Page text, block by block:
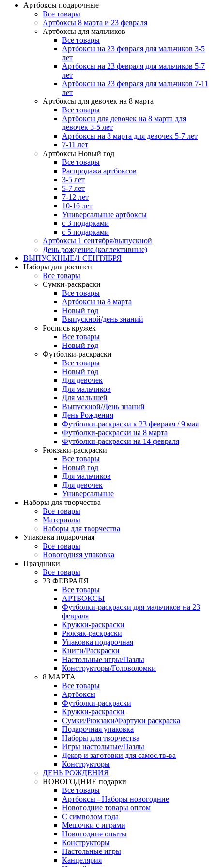
Артбоксы подарочные
Все товары
Артбоксы 8 марта и 23 февраля
Артбоксы для мальчиков
Все товары
Артбоксы на 23 февраля для мальчиков 3-5
лет
Артбоксы на 23 февраля для мальчиков 5-7
лет
Артбоксы на 23 февраля для мальчиков 7-11
лет
Артбоксы для девочек на 8 марта
Все товары
Артбоксы для девочек на 8 марта для
девочек 3-5 лет
Артбоксы на 8 марта для девочек 5-7 лет
7-11 лет
Артбоксы Новый год
Все товары
Распродажа артбоксов
3-5 лет
5-7 лет
7-12 лет
10-16 лет
Универсальные артбоксы
с 3 подарками
с 5 подарками
Артбоксы 1 сентября/выпускной
День рождение (коллективные)
ВЫПУСКНЫЕ/1 СЕНТЯБРЯ
Наборы для росписи
Все товары
Сумки-раскраски
Все товары
Артбоксы на 8 марта
Новый год
Выпускной/день знаний
Роспись кружек
Все товары
Новый год
Футболки-раскраски
Все товары
Новый год
Для девочек
Для мальчиков
Для малышей
Выпускной/День знаний
День Рождения
Футболки-раскраски к 23 февраля / 9 мая
Футболки-раскраски на 8 марта
Футболки-раскраски на 14 февраля
Рюкзаки-раскраски
Все товары
Новый год
Для мальчиков
Для девочек
Универсальные
Наборы для творчества
Все товары
Материалы
Наборы для творчества
Упаковка подарочная
Все товары
Новогодняя упаковка
Праздники
Все товары
23 ФЕВРАЛЯ
Все товары
АРТБОКСЫ
Футболки-раскраски для мальчиков на 23
февраля
Кружки-раскраски
Рюкзак-раскраски
Упаковка подарочная
Книги/Раскраски
Настольные игры/Пазлы
Конструкторы/Головоломки
8 МАРТА
Все товары
Артбоксы
Футболки-раскраски
Кружки-раскраски
Сумки/Рюкзаки/Фартуки раскраска
Подарочная упаковка
Наборы для творчества
Игры настольные/Пазлы
Декор и заготовки для самос.тв-ва
Конструкторы
ДЕНЬ РОЖДЕНИЯ
НОВОГОДНИЕ подарки
Все товары
Артбоксы - Наборы новогодние
Новогодние товары оптом
С символом года
Мешочки с играми
Новогодние опыты
Конструкторы
Настольные игры
Канцелярия